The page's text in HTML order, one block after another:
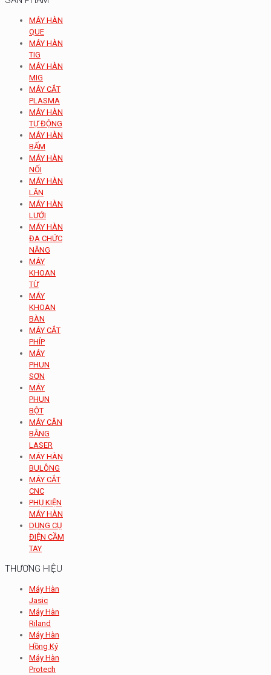
MÁY HÀN
QUE
MÁY HÀN
TIG
MÁY HÀN
MIG
MÁY CẮT
PLASMA
MÁY HÀN
TỰ ĐỘNG
MÁY HÀN
BẤM
MÁY HÀN
NỐI
MÁY HÀN
LĂN
MÁY HÀN
LƯỚI
MÁY HÀN
ĐA CHỨC
NĂNG
MÁY
KHOAN
TỪ
MÁY
KHOAN
BÀN
MÁY CẮT
PHÍP
MÁY
PHUN
SƠN
MÁY
PHUN
BỘT
MÁY CÂN
BẰNG
LASER
MÁY HÀN
BULÔNG
MÁY CẮT
CNC
PHỤ KIỆN
MÁY HÀN
DỤNG CỤ
ĐIỆN CẦM
TAY
THƯƠNG HIỆU
Máy Hàn
Jasic
Máy Hàn
Riland
Máy Hàn
Hồng Ký
Máy Hàn
Protech